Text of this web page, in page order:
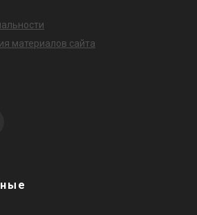
18TIN
Fischer FI/FO-24TIN
Цена
материалов сайта